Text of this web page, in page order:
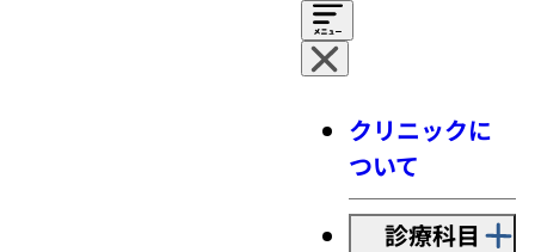
クリニックに
ついて
診療科目